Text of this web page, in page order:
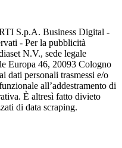
S.p.A. Business Digital -
- Per la pubblicità
N.V., sede legale
Europa 46, 20093 Cologno
dati personali trasmessi e/o
all’addestramento di
È altresì fatto divieto
di data scraping.